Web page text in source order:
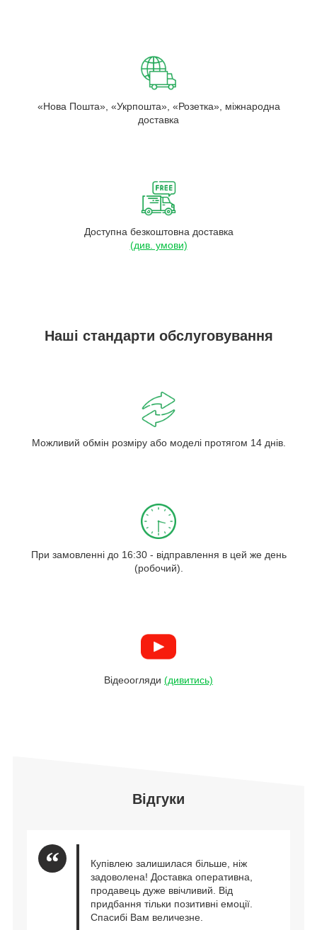
«Нова Пошта», «Укрпошта», «Розетка», міжнародна
доставка
Доступна безкоштовна доставка
(див. умови)
Наші стандарти обслуговування
Можливий обмін розміру або моделі протягом 14 днів.
При замовленні до 16:30 - відправлення в цей же день
(робочий).
Відеоогляди (дивитись)
Відгуки
Купівлею залишилася більше, ніж
задоволена! Доставка оперативна,
продавець дуже ввічливий. Від
придбання тільки позитивні емоції.
Спасибі Вам величезне.